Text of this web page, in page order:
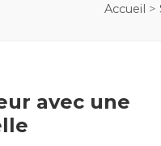
Accueil >
avec une